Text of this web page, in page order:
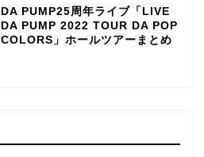
DA PUMP25周年ライブ「LIVE
DA PUMP 2022 TOUR DA POP
COLORS」ホールツアーまとめ